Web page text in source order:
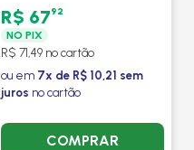
R$ 6792
NO PIX
R$ 71,49 no cartão
ou em 7x de R$ 10,21 sem
juros no cartão
COMPRAR